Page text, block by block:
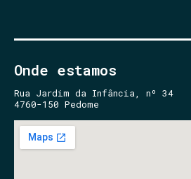
Onde estamos
Rua Jardim da Infância, nº 34
4760-150 Pedome